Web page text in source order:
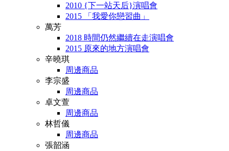
2010 {下一站天后}演唱會
2015 「我愛你戀習曲」
萬芳
2018 時間仍然繼續在走演唱會
2015 原來的地方演唱會
辛曉琪
周邊商品
李宗盛
周邊商品
卓文萱
周邊商品
林哲儀
周邊商品
張韶涵